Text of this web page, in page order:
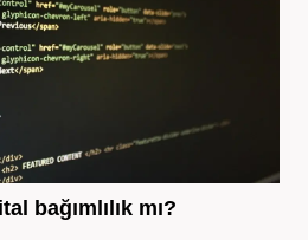
bağımlılık mı?